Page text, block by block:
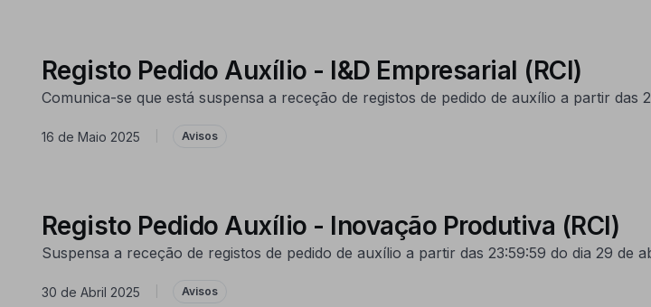
Registo Pedido Auxílio - I&D Empresarial (RCI)
Comunica-se que está suspensa a receção de registos de pedido de auxílio a partir das
16 de Maio 2025 Avisos
Registo Pedido Auxílio - Inovação Produtiva (RCI)
Suspensa a receção de registos de pedido de auxílio a partir das 23:59:59 do dia 29 de
30 de Abril 2025 Avisos